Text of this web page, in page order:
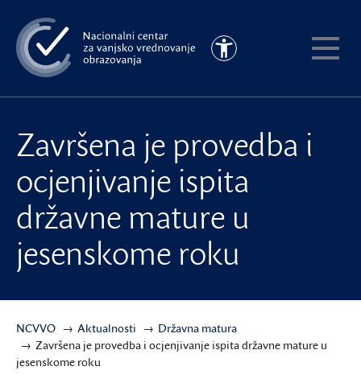
na
glavni
sadržaj
Pristupačnost
Završena je provedba i
ocjenjivanje ispita
državne mature u
jesenskome roku
NCVVO Aktualnosti
Državna matura
Završena je provedba i ocjenjivanje ispita državne mature u
jesenskome roku